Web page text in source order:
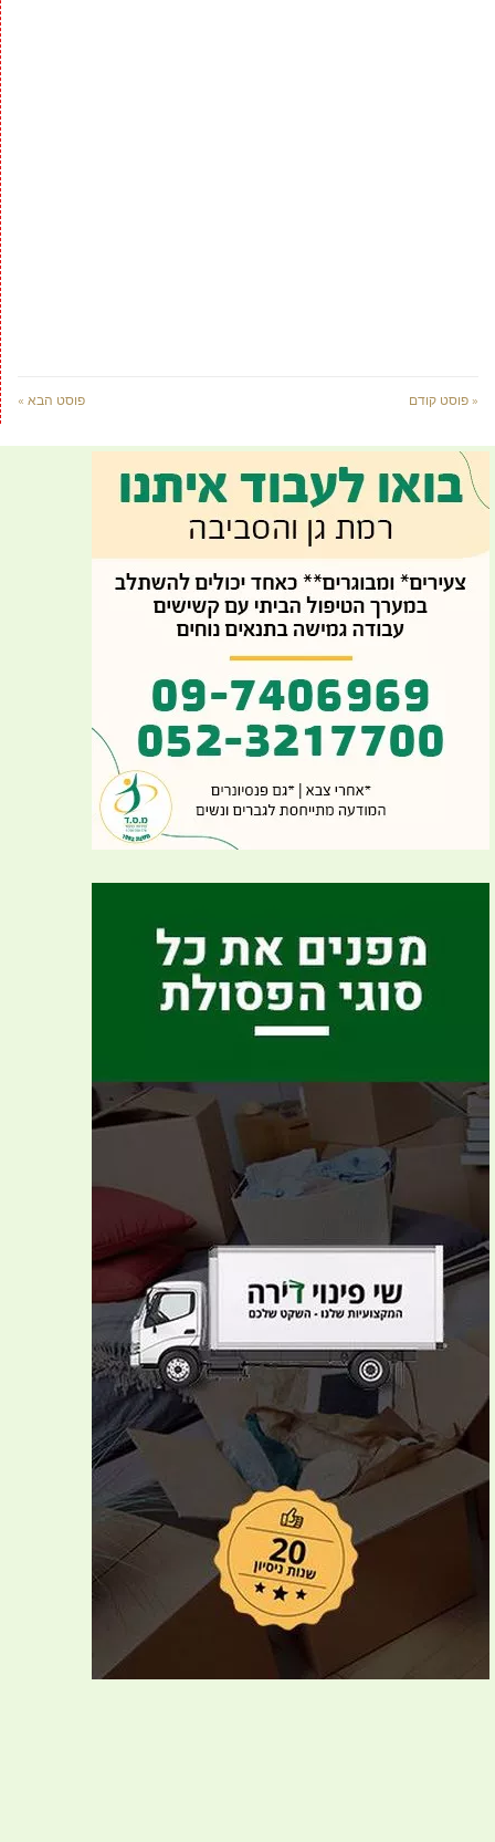
« פוסט קודם פוסט הבא »